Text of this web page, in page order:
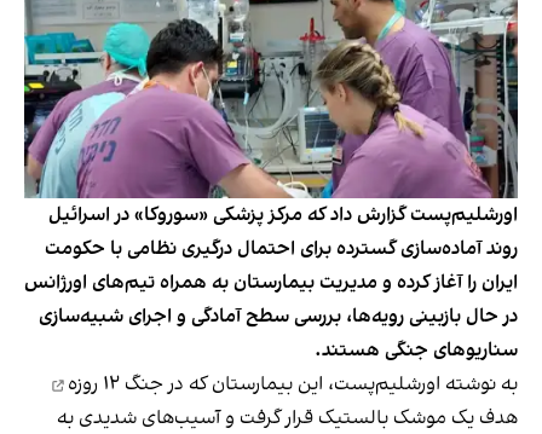
اورشلیم‌پست گزارش داد که مرکز پزشکی «سوروکا» در اسرائیل
روند آماده‌سازی گسترده برای احتمال درگیری نظامی با حکومت
ایران را آغاز کرده و مدیریت بیمارستان به همراه تیم‌های اورژانس
در حال بازبینی رویه‌ها، بررسی سطح آمادگی و اجرای شبیه‌سازی
سناریوهای جنگی هستند.
به نوشته اورشلیم‌پست، این بیمارستان که در جنگ ۱۲ روزه
هدف یک موشک بالستیک قرار گرفت و آسیب‌های شدیدی به